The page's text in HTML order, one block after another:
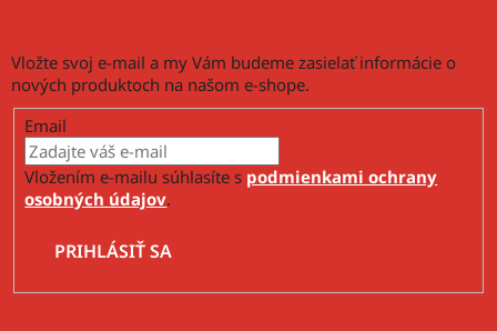
Vložte svoj e-mail a my Vám budeme zasielať informácie o
nových produktoch na našom e-shope.
Email
Vložením e-mailu súhlasíte s podmienkami ochrany
osobných údajov.
PRIHLÁSIŤ SA